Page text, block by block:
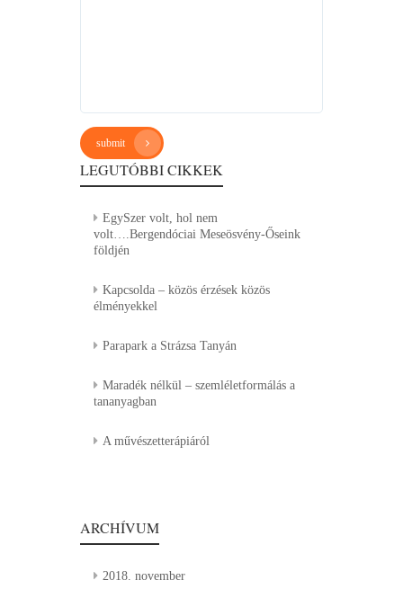
submit
LEGUTÓBBI CIKKEK
EgySzer volt, hol nem
volt….Bergendóciai Meseösvény-Őseink
földjén
Kapcsolda – közös érzések közös
élményekkel
Parapark a Strázsa Tanyán
Maradék nélkül – szemléletformálás a
tananyagban
A művészetterápiáról
ARCHÍVUM
2018. november